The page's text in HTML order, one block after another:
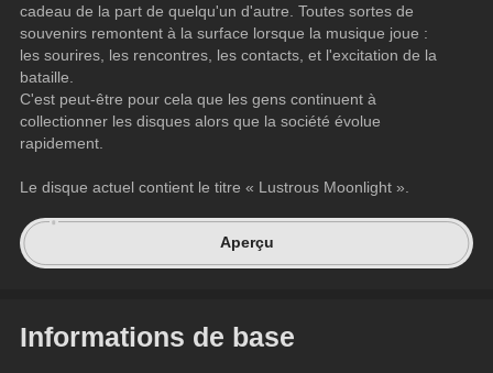
cadeau de la part de quelqu'un d'autre. Toutes sortes de
souvenirs remontent à la surface lorsque la musique joue :
les sourires, les rencontres, les contacts, et l'excitation de la
bataille.
C'est peut-être pour cela que les gens continuent à
collectionner les disques alors que la société évolue
rapidement.
Le disque actuel contient le titre « Lustrous Moonlight ».
Aperçu
Informations de base